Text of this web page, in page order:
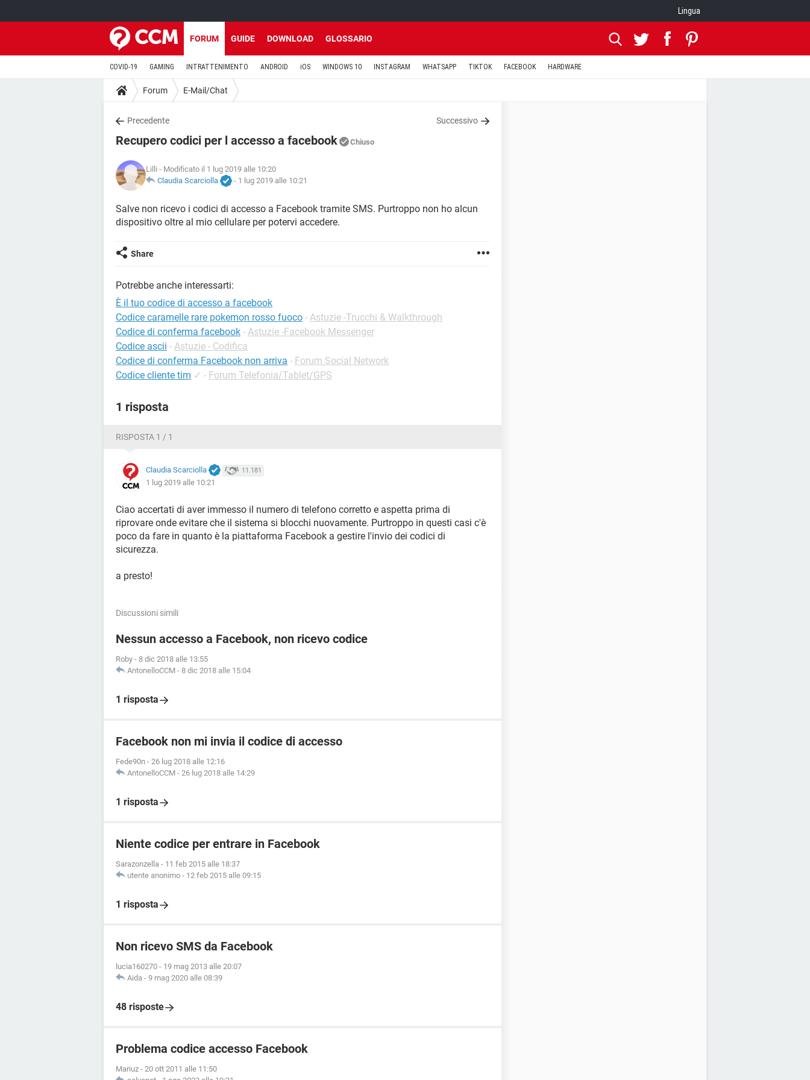
Lingua
FORUM GUIDE DOWNLOAD GLOSSARIO
COVID-19 GAMING INTRATTENIMENTO ANDROID iOS WINDOWS 10 INSTAGRAM WHATSAPP TIKTOK FACEBOOK HARDWARE
Forum E-Mail/Chat
Precedente Successivo
Recupero codici per l accesso a facebook Chiuso
Lilli - Modificato il 1 lug 2019 alle 10:20
Claudia Scarciolla
- 1 lug 2019 alle 10:21
Salve non ricevo i codici di accesso a Facebook tramite SMS. Purtroppo non ho alcun
dispositivo oltre al mio cellulare per potervi accedere.
Share
Potrebbe anche interessarti:
È il tuo codice di accesso a facebook
Codice caramelle rare pokemon rosso fuoco - Astuzie -Trucchi & Walkthrough
Codice di conferma facebook - Astuzie -Facebook Messenger
Codice ascii - Astuzie - Codifica
Codice di conferma Facebook non arriva - Forum Social Network
Codice cliente tim ✓ - Forum Telefonia/Tablet/GPS
1 risposta
RISPOSTA 1 / 1
Claudia Scarciolla 11.181
1 lug 2019 alle 10:21
Ciao accertati di aver immesso il numero di telefono corretto e aspetta prima di
riprovare onde evitare che il sistema si blocchi nuovamente. Purtroppo in questi casi c'è
poco da fare in quanto è la piattaforma Facebook a gestire l'invio dei codici di
sicurezza.
a presto!
Discussioni simili
Nessun accesso a Facebook, non ricevo codice
Roby - 8 dic 2018 alle 13:55
AntonelloCCM - 8 dic 2018 alle 15:04
1 risposta
Facebook non mi invia il codice di accesso
Fede90n - 26 lug 2018 alle 12:16
AntonelloCCM - 26 lug 2018 alle 14:29
1 risposta
Niente codice per entrare in Facebook
Sarazonzella - 11 feb 2015 alle 18:37
utente anonimo - 12 feb 2015 alle 09:15
1 risposta
Non ricevo SMS da Facebook
lucia160270 - 19 mag 2013 alle 20:07
Aida - 9 mag 2020 alle 08:39
48 risposte
Problema codice accesso Facebook
Mariuz - 20 ott 2011 alle 11:50